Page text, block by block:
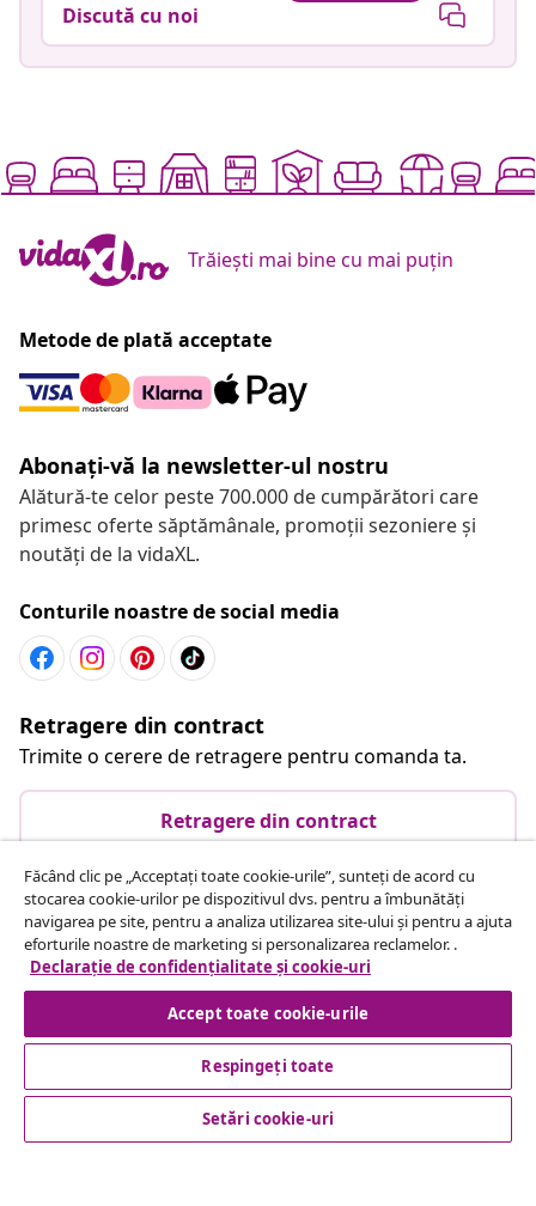
Discută cu noi
Trăiești mai bine cu mai puțin
Metode de plată acceptate
Abonați-vă la newsletter-ul nostru
Alătură-te celor peste 700.000 de cumpărători care
primesc oferte săptămânale, promoții sezoniere și
noutăți de la vidaXL.
Conturile noastre de social media
Retragere din contract
Trimite o cerere de retragere pentru comanda ta.
Retragere din contract
Serviciu clienți
Business
Descoperă mai multe
Făcând clic pe „Acceptați toate cookie-urile”, sunteți de acord cu
stocarea cookie-urilor pe dispozitivul dvs. pentru a îmbunătăți
navigarea pe site, pentru a analiza utilizarea site-ului și pentru a ajuta
eforturile noastre de marketing si personalizarea reclamelor. .
Declarație de confidențialitate și cookie-uri
Accept toate cookie-urile
Respingeți toate
Setări cookie-uri